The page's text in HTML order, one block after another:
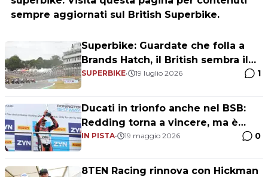
sempre aggiornati sul British Superbike.
Superbike: Guardate che folla a
Brands Hatch, il British sembra il
Mondiale
SUPERBIKE• 19 luglio 2026 1
Ducati in trionfo anche nel BSB:
Redding torna a vincere, ma è
Ryde a comandare
IN PISTA• 19 maggio 2026 0
8TEN Racing rinnova con Hickman